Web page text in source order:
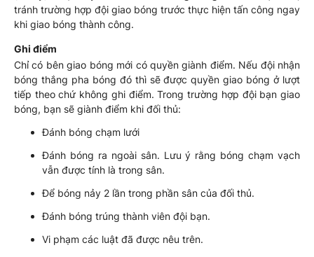
tránh trường hợp đội giao bóng trước thực hiện tấn công ngay
khi giao bóng thành công.
Ghi điểm
Chỉ có bên giao bóng mới có quyền giành điểm. Nếu đội nhận
bóng thắng pha bóng đó thì sẽ được quyền giao bóng ở lượt
tiếp theo chứ không ghi điểm. Trong trường hợp đội bạn giao
bóng, bạn sẽ giành điểm khi đối thủ:
Đánh bóng chạm lưới
Đánh bóng ra ngoài sân. Lưu ý rằng bóng chạm vạch
vẫn được tính là trong sân.
Để bóng nảy 2 lần trong phần sân của đối thủ.
Đánh bóng trúng thành viên đội bạn.
Vi phạm các luật đã được nêu trên.